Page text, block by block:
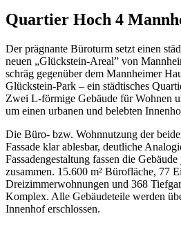
Quartier Hoch 4
Der prägnante Büroturm setzt einen
neuen „Glückstein-Areal” von
schräg gegenüber dem Mannheimer
Glückstein-Park – ein städtisches
Zwei L-förmige Gebäude für Wohnen
um einen urbanen und belebten
Die Büro- bzw. Wohnnutzung der
Fassade klar ablesbar, deutliche
Fassadengestaltung fassen die
zusammen. 15.600 m² Bürofläche, 77
Dreizimmerwohnungen und 368
Komplex. Alle Gebäudeteile werden
Innenhof erschlossen.